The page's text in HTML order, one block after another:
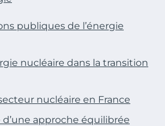
publiques de l’énergie
nucléaire dans la transition
nucléaire en France
d’une approche équilibrée